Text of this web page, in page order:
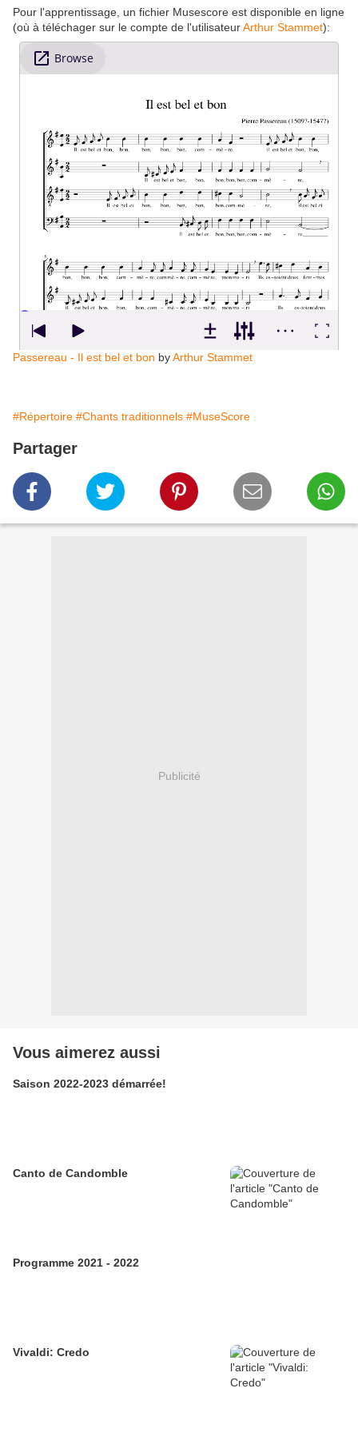
Pour l'apprentissage, un fichier Musescore est disponible en ligne
(où à téléchager sur le compte de l'utilisateurArthur Stammet):
Passereau - Il est bel et bon byArthur Stammet
#Répertoire #Chants traditionnels #MuseScore
Partager
Publicité
Vous aimerez aussi
Saison 2022-2023 démarrée!
Canto de Candomble
Programme 2021 - 2022
Vivaldi: Credo